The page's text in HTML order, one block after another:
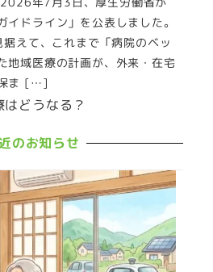
どうなる？
イドライン」を公表しました。
えて、これまで「病院のベッ
地域医療の計画が、外来・在宅
保ま […]
のお知らせ